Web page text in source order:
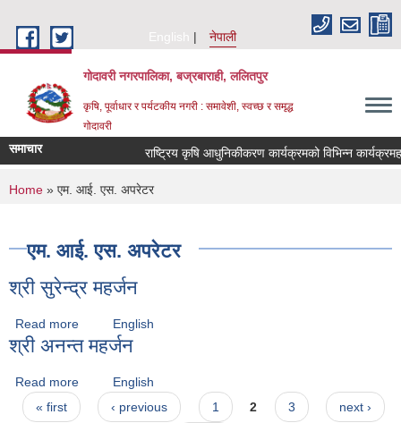
English
नेपाली
गोदावरी नगरपालिका, बज्रबाराही, ललितपुर
कृषि, पूर्वाधार र पर्यटकीय नगरी : समावेशी, स्वच्छ र समृद्ध
गोदावरी
समाचार
You are here
Home » एम. आई. एस. अपरेटर
एम. आई. एस. अपरेटर
श्री सुरेन्द्र महर्जन
Read more about श्री सुरेन्द्र महर्जन
English
श्री अनन्त महर्जन
Read more about श्री अनन्त महर्जन
English
Pages
« first ‹ previous 1 2 3 next ›